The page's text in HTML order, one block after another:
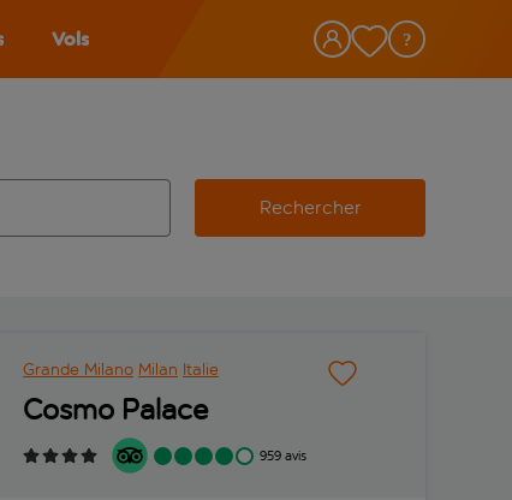
Vols
Rechercher
Grande Milano Milan Italie
Cosmo Palace
959 avis